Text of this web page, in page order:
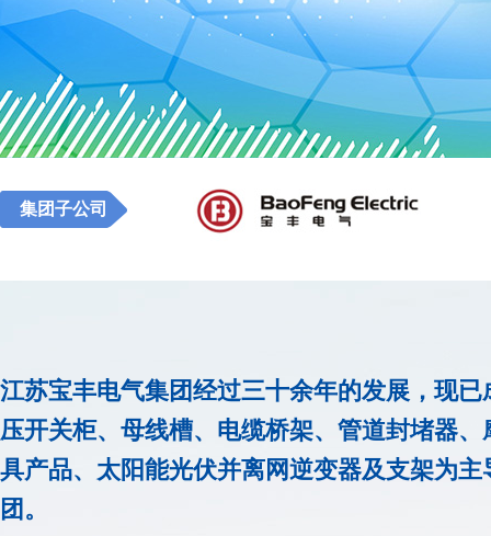
集团子公司
江苏宝丰电气集团经过三十余年的发展，现
压开关柜、母线槽、电缆桥架、管道封堵器
具产品、太阳能光伏并离网逆变器及支架为主
团。